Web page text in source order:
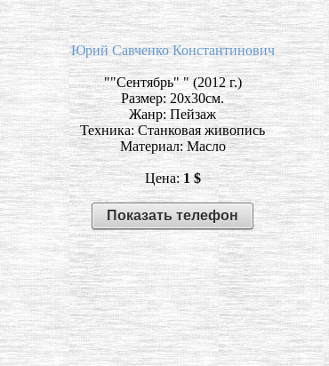
Юрий Cавченко Константинович
""Сентябрь" " (2012 г.)
Размер: 20х30см.
Жанр: Пейзаж
Техника: Станковая живопись
Материал: Масло
Цена:1 $
Показать телефон